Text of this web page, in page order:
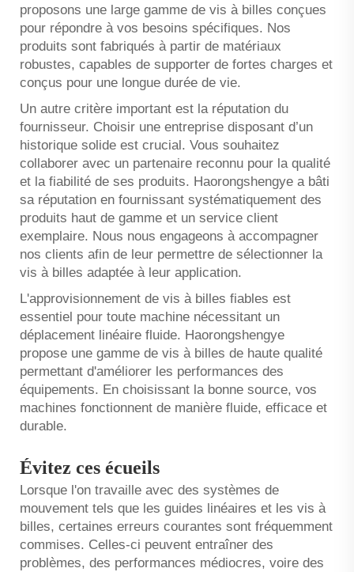
proposons une large gamme de vis à billes conçues
pour répondre à vos besoins spécifiques. Nos
produits sont fabriqués à partir de matériaux
robustes, capables de supporter de fortes charges et
conçus pour une longue durée de vie.
Un autre critère important est la réputation du
fournisseur. Choisir une entreprise disposant d’un
historique solide est crucial. Vous souhaitez
collaborer avec un partenaire reconnu pour la qualité
et la fiabilité de ses produits. Haorongshengye a bâti
sa réputation en fournissant systématiquement des
produits haut de gamme et un service client
exemplaire. Nous nous engageons à accompagner
nos clients afin de leur permettre de sélectionner la
vis à billes adaptée à leur application.
L'approvisionnement de vis à billes fiables est
essentiel pour toute machine nécessitant un
déplacement linéaire fluide. Haorongshengye
propose une gamme de vis à billes de haute qualité
permettant d'améliorer les performances des
équipements. En choisissant la bonne source, vos
machines fonctionnent de manière fluide, efficace et
durable.
Évitez ces écueils
Lorsque l'on travaille avec des systèmes de
mouvement tels que les guides linéaires et les vis à
billes, certaines erreurs courantes sont fréquemment
commises. Celles-ci peuvent entraîner des
problèmes, des performances médiocres, voire des